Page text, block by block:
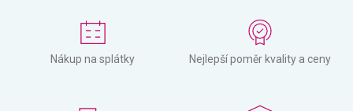
Nákup na splátky Nejlepší poměr kvality a ceny